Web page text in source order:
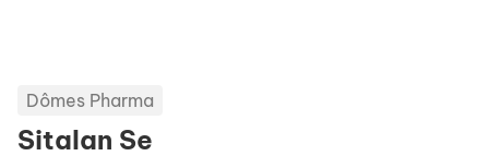
Dômes Pharma
Sitalan Se